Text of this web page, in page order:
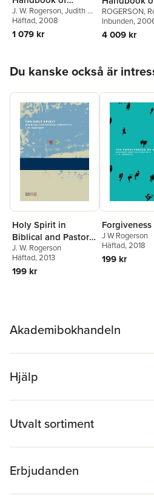
Biblical Studies
J. W. Rogerson,Judith M.
Lieu
Häftad, 2008
1 079 kr
Biblical
ROGERSON,
J. W. Rogerson,
Lieu
Inbunden,
4 009 kr
Du kanske också är
Holy Spirit in
Biblical and Pastoral
Perspective
J. W. Rogerson
Häftad, 2013
199 kr
J W Rogerson
Häftad, 2018
199 kr
Akademibokhandeln
Hjälp
Utvalt sortiment
Erbjudanden